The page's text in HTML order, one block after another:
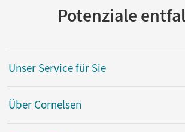
Potenziale
Unser Service für Sie
Über Cornelsen